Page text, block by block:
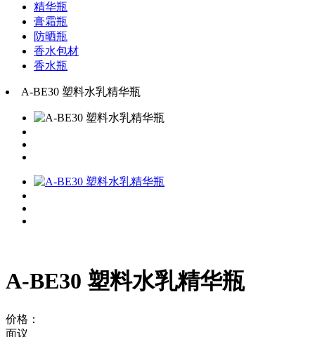
精华瓶
膏霜瓶
防晒瓶
香水包材
香水瓶
A-BE30 塑料水乳精华瓶
A-BE30 塑料水乳精华瓶
价格：
面议